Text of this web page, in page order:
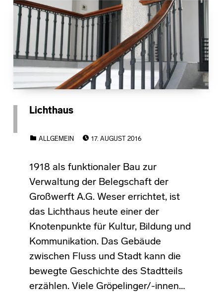
Lichthaus
ALLGEMEIN
17. AUGUST 2016
1918 als funktionaler Bau zur
Verwaltung der Belegschaft der
Großwerft A.G. Weser errichtet, ist
das Lichthaus heute einer der
Knotenpunkte für Kultur, Bildung und
Kommunikation. Das Gebäude
zwischen Fluss und Stadt kann die
bewegte Geschichte des Stadtteils
erzählen. Viele Gröpelinger/-innen…